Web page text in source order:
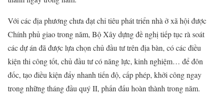
Với các địa phương chưa đạt chỉ tiêu phát triển nhà ở xã hội được
Chính phủ giao trong năm, Bộ Xây dựng đề nghị tiếp tục rà soát
các dự án đã được lựa chọn chủ đầu tư trên địa bàn, có các điều
kiện thi công tốt, chủ đầu tư có năng lực, kinh nghiệm… để đôn
đốc, tạo điều kiện đẩy nhanh tiến độ, cấp phép, khởi công ngay
trong những tháng đầu quý II, phấn đấu hoàn thành trong năm.